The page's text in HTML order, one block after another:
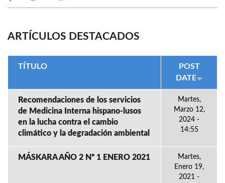
ARTÍCULOS DESTACADOS
TÍTULO
POST
DATE
Recomendaciones de los servicios
de Medicina Interna hispano-lusos
en la lucha contra el cambio
climático y la degradación ambiental
Martes,
Marzo 12,
2024 -
14:55
MÁSKARA AÑO 2 Nº 1 ENERO 2021
Martes,
Enero 19,
2021 -